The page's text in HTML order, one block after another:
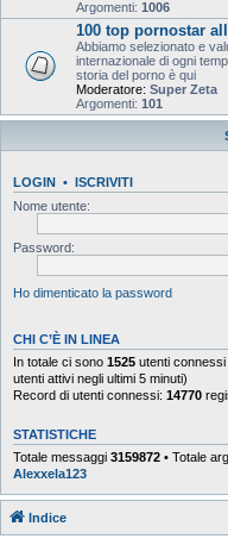
Argomenti: 1006
100 top pornostar
Abbiamo selezionato e
internazionale di ogni
storia del porno è qui
Moderatore: Super Zeta
Argomenti: 101
LOGIN • ISCRIVITI
Nome utente:
Password:
Ho dimenticato la password
CHI C’È IN LINEA
In totale ci sono 1525 utenti
utenti attivi negli ultimi 5 minuti)
Record di utenti connessi: 14770
STATISTICHE
Totale messaggi 3159872 • Totale
Alexxela123
Indice